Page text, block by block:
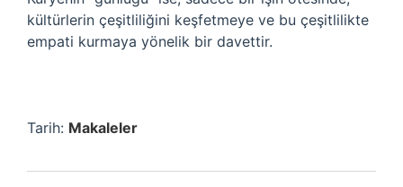
kültürlerin çeşitliliğini keşfetmeye ve bu çeşitlilikte
empati kurmaya yönelik bir davettir.
Tarih: Makaleler